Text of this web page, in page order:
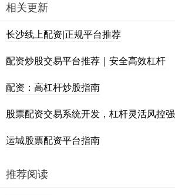
相关更新
长沙线上配资|正规平台推荐
配资炒股交易平台推荐｜安全高效杠杆
配资：高杠杆炒股指南
股票配资交易系统开发，杠杆灵活风控强
运城股票配资平台指南
推荐阅读